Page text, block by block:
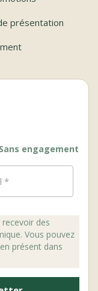
présentation
engagement
des
Vous pouvez
présent dans